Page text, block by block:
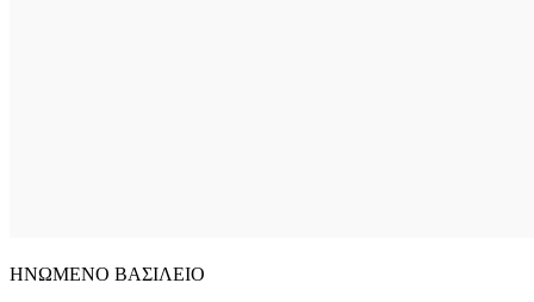
ΗΝΩΜΕΝΟ ΒΑΣΙΛΕΙΟ